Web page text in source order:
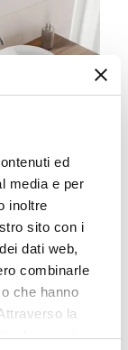
ed
media e per
inoltre
sito con i
dati web,
combinarle
che hanno
la
le proprie
posteriore
slim
- Cloe